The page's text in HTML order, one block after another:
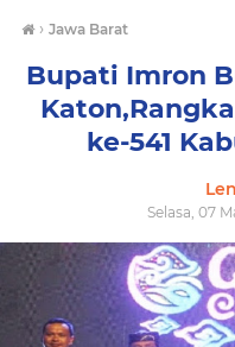
› Jawa Barat
Bupati Imron
ke-541
Selasa, 07